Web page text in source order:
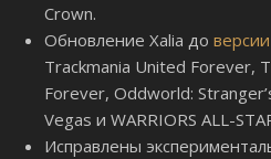
Crown.
Обновление Xalia до
Trackmania United Forever,
Forever, Oddworld:
Vegas и WARRIORS ALL-
Исправлены